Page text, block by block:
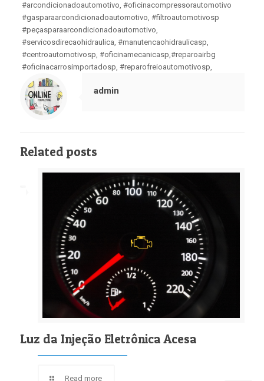
#arcondicionadoautomotivo, #oficinacompressorautomotivo
#gasparaarcondicionadoautomotivo, #filtroautomotivosp
#peçasparaarcondicionadoautomotivo,
#servicosdirecaohidraulica, #manutencaohidraulicasp,
#centroautomotivosp, #oficinamecanicasp,#reparoairbg
#oficinacarrosimportadosp, #reparofreioautomotivosp,
admin
Related posts
Luz da Injeção Eletrônica Acesa
Read more